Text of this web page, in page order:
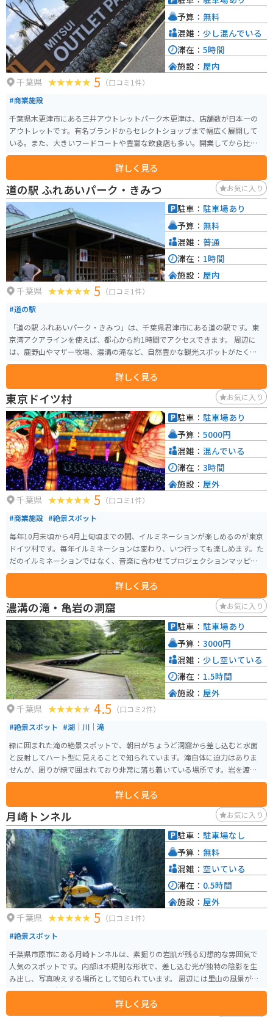
千葉県 5 （口コミ1件）
#商業施設
千葉県木更津市にある三井アウトレットパーク木更津は、店舗数が日本一の
アウトレットです。有名ブランドからセレクトショップまで幅広く展開して
いる。また、大きいフードコートや豊富な飲食店も多い。開業してから比較
的新しいアウトレットモールである
詳しく見る
予算： 無料
混雑： 少し混んでいる
滞在： 5時間
施設： 屋内
道の駅 ふれあいパーク・きみつ お気に入り
千葉県 5 （口コミ1件）
#道の駅
「道の駅 ふれあいパーク・きみつ」は、千葉県君津市にある道の駅です。東
京湾アクアラインを使えば、都心から約1時間でアクセスできます。 周辺に
は、鹿野山やマザー牧場、濃溝の滝など、自然豊かな観光スポットがたくさ
んあります。とくに、鹿野山はバイクで走るのが気持ち良いコースなので、
ツーリングにもおすすめです。道の駅には、地元の新鮮な農産物が販売され
ているほか、レストランでは君津産の食材を使った料理を楽しむことができ
ます。名物は、竹炭を使った真っ黒なソフトクリーム「竹炭ソフト」です。
また、併設されている「君津ふるさと物産館」では、君津市や周辺地域の特
産品を販売しています。
詳しく見る
駐車： 駐車場あり
予算： 無料
混雑： 普通
滞在： 1時間
施設： 屋内
東京ドイツ村 お気に入り
千葉県 5 （口コミ1件）
#商業施設 #絶景スポット
毎年10月末頃から4月上旬頃までの間、イルミネーションが楽しめるのが東京
ドイツ村です。毎年イルミネーションは変わり、いつ行っても楽しめます。た
だのイルミネーションではなく、音楽に合わせてプロジェクションマッピン
グを映し出したり、シャボン玉を使った演出があったりと多彩な演出で楽し
が、クリスマスシーズンは混み合います。夕方から行っても車は停められな
い可能性があるので注意が必要です。飲食店もたくさんあります。ドイツ村と
言われるだけあり、ソーセージは絶品です。他にも身体が温まるメニューを
多く揃えています。 夜だけではなく、昼間はパターゴルフや釣り堀、ドイツ
村で飼育している犬とふれあうことのできる施設などあります。小さいお子
様はもちろん、大人まで老若男女問わず、遊べる施設です。
詳しく見る
駐車： 駐車場あり
予算： 5000円
混雑： 混んでいる
滞在： 3時間
施設： 屋外
濃溝の滝・亀岩の洞窟 お気に入り
千葉県 4.5 （口コミ2件）
#絶景スポット #湖｜川｜滝
緑に囲まれた滝の絶景スポットで、朝日がちょうど洞窟から差し込むと水面
と反射してハート型に見えることで知られています。滝自体に迫力はありま
せんが、周りが緑で囲まれており非常に落ち着いている場所です。岩を渡っ
て行けば濡れずに滝の近くまで行くことができます。 清水渓流広場が隣接さ
れており、そのすぐ近くには木道があり、梅雨の時期はホタルが舞う姿を見
ることができます。ホタルが楽しめる梅雨の時期だけではなく、周辺にある
亀山湖・亀山ダムは秋になると紅葉を楽しむことができます。 駐車場がある
ので、車・バイクで行くことが可能で、君津ICまたは木更津ICで降りて房総ス
カイラインや国道県道を通って約40分ほどで到着できます。
詳しく見る
駐車： 駐車場あり
予算： 3000円
混雑： 少し空いている
滞在： 1.5時間
施設： 屋外
月崎トンネル お気に入り
千葉県 5 （口コミ1件）
#絶景スポット
千葉県市原市にある月崎トンネルは、素掘りの岩肌が残る幻想的な雰囲気で
人気のスポットです。内部は不規則な形状で、差し込む光が独特の陰影を生
み出し、写真映えする場所として知られています。 周辺には里山の風景が広
がり、静かな自然の中で散策を楽しめるのも魅力です。トンネル付近は足元
が滑りやすく、雨天時は特に注意が必要なため歩きやすい靴がおすすめで
詳しく見る
駐車： 駐車場なし
予算： 無料
混雑： 空いている
滞在： 0.5時間
施設： 屋外